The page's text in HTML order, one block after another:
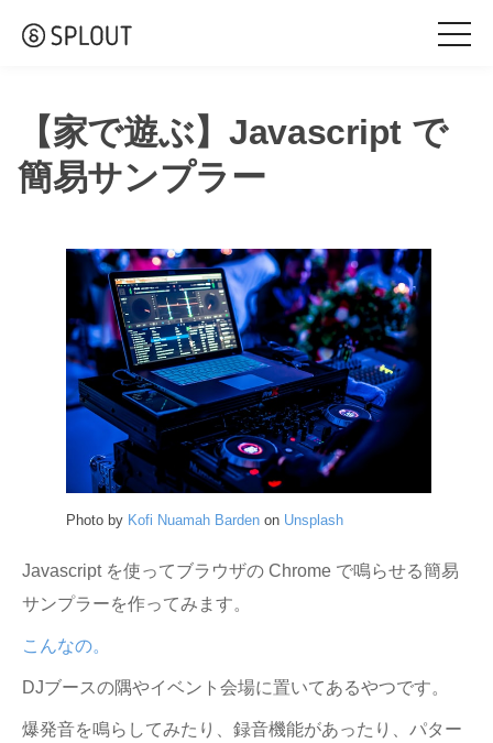
【家で遊ぶ】Javascript で
簡易サンプラー
Photo by Kofi Nuamah Barden on Unsplash
Javascript を使ってブラウザの Chrome で鳴らせる簡易
サンプラーを作ってみます。
こんなの。
DJブースの隅やイベント会場に置いてあるやつです。
爆発音を鳴らしてみたり、録音機能があったり、パター